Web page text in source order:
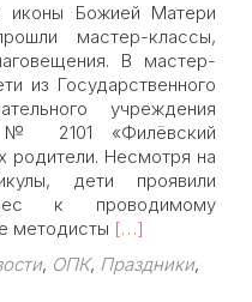
иконы Божией Матери
мастер-классы,
В мастер-
из Государственного
учреждения
2101 «Филёвский
родители. Несмотря на
дети проявили
к проводимому
методисты Read
about
[…]
, ОПК, Праздники,